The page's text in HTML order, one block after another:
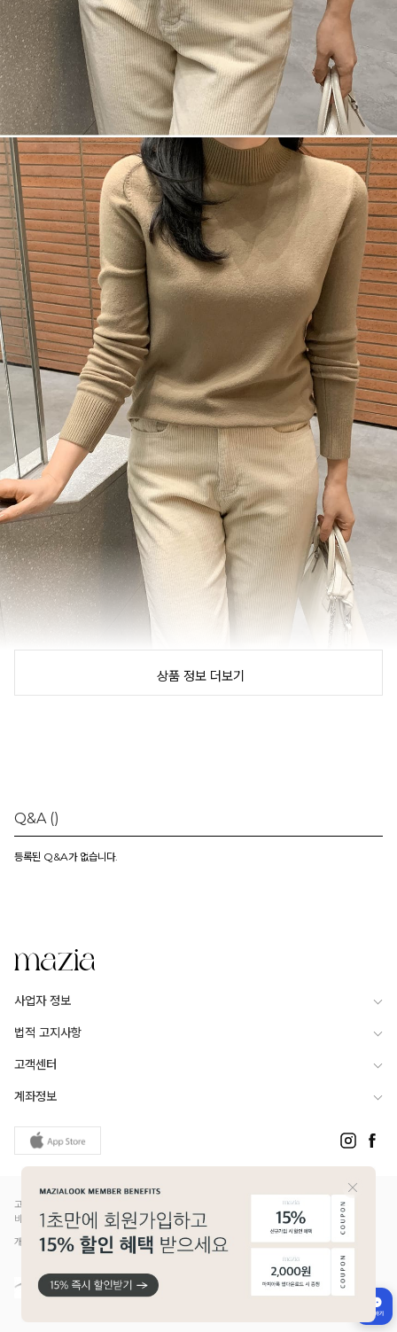
상품 정보 더보기
Q&A ()
등록된 Q&A가 없습니다.
사업자 정보
법적 고지사항
고객센터
계좌정보
고객님은 안전거래를 위해 현금 등으로 결제 시 저희 쇼핑몰에서 가입한 PG사의 구매안전서
비스를 이용하실 수 있습니다.
개인정보보호배상책임보험(Ⅱ) 가입 - 메리츠화재 증권번호 14610-1327